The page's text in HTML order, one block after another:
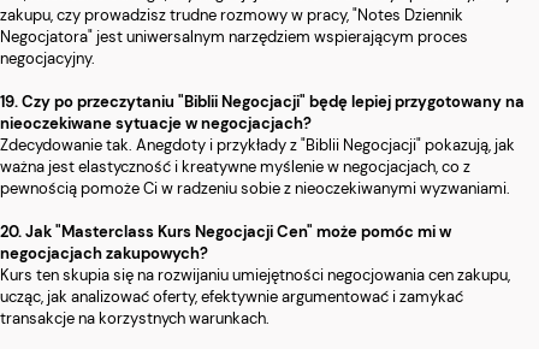
zakupu, czy prowadzisz trudne rozmowy w pracy, "Notes Dziennik
Negocjatora" jest uniwersalnym narzędziem wspierającym proces
negocjacyjny.
19. Czy po przeczytaniu "Biblii Negocjacji" będę lepiej przygotowany na
nieoczekiwane sytuacje w negocjacjach?
Zdecydowanie tak. Anegdoty i przykłady z "Biblii Negocjacji" pokazują, jak
ważna jest elastyczność i kreatywne myślenie w negocjacjach, co z
pewnością pomoże Ci w radzeniu sobie z nieoczekiwanymi wyzwaniami.
20. Jak "Masterclass Kurs Negocjacji Cen" może pomóc mi w
negocjacjach zakupowych?
Kurs ten skupia się na rozwijaniu umiejętności negocjowania cen zakupu,
ucząc, jak analizować oferty, efektywnie argumentować i zamykać
transakcje na korzystnych warunkach.